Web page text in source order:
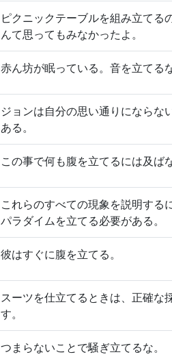
ピクニックテーブルを組み立てる
んて思ってもみなかったよ。
赤ん坊が眠っている。音を立てるな
ジョンは自分の思い通りにならな
ある。
この事で何も腹を立てるには及ば
これらのすべての現象を説明する
パラダイムを立てる必要がある。
彼はすぐに腹を立てる。
スーツを仕立てるときは、正確な
す。
つまらないことで騒ぎ立てるな。